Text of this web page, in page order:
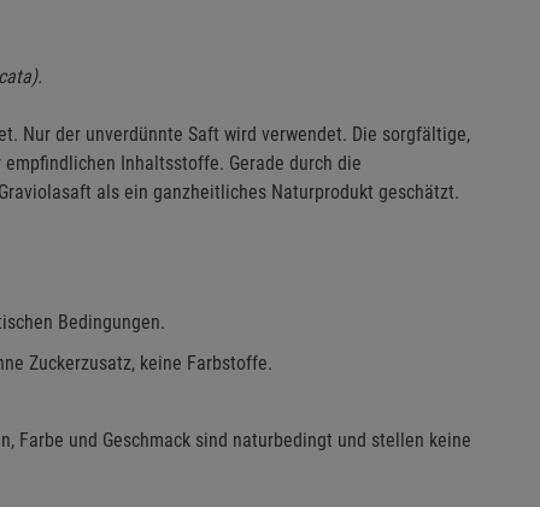
Nur der unverdünnte Saft wird verwendet. Die sorgfältige,
Inhaltsstoffe. Gerade durch die
als ein ganzheitliches Naturprodukt geschätzt.
Bedingungen.
Zuckerzusatz, keine Farbstoffe.
Farbe und Geschmack sind naturbedingt und stellen keine